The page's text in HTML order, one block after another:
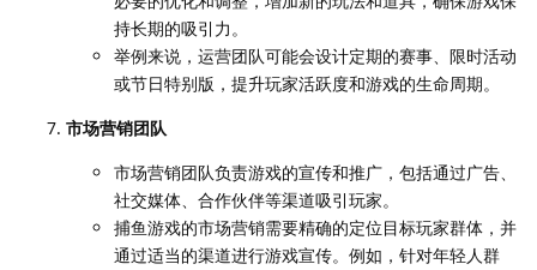
持长期的吸引力。
举例来说，运营团队可能会设计定期的赛事、限时活动
或节日特别版，提升玩家活跃度和游戏的生命周期。
市场营销团队
市场营销团队负责游戏的宣传和推广，包括通过广告、
社交媒体、合作伙伴等渠道吸引玩家。
捕鱼游戏的市场营销需要精确的定位目标玩家群体，并
通过适当的渠道进行游戏宣传。例如，针对年轻人群